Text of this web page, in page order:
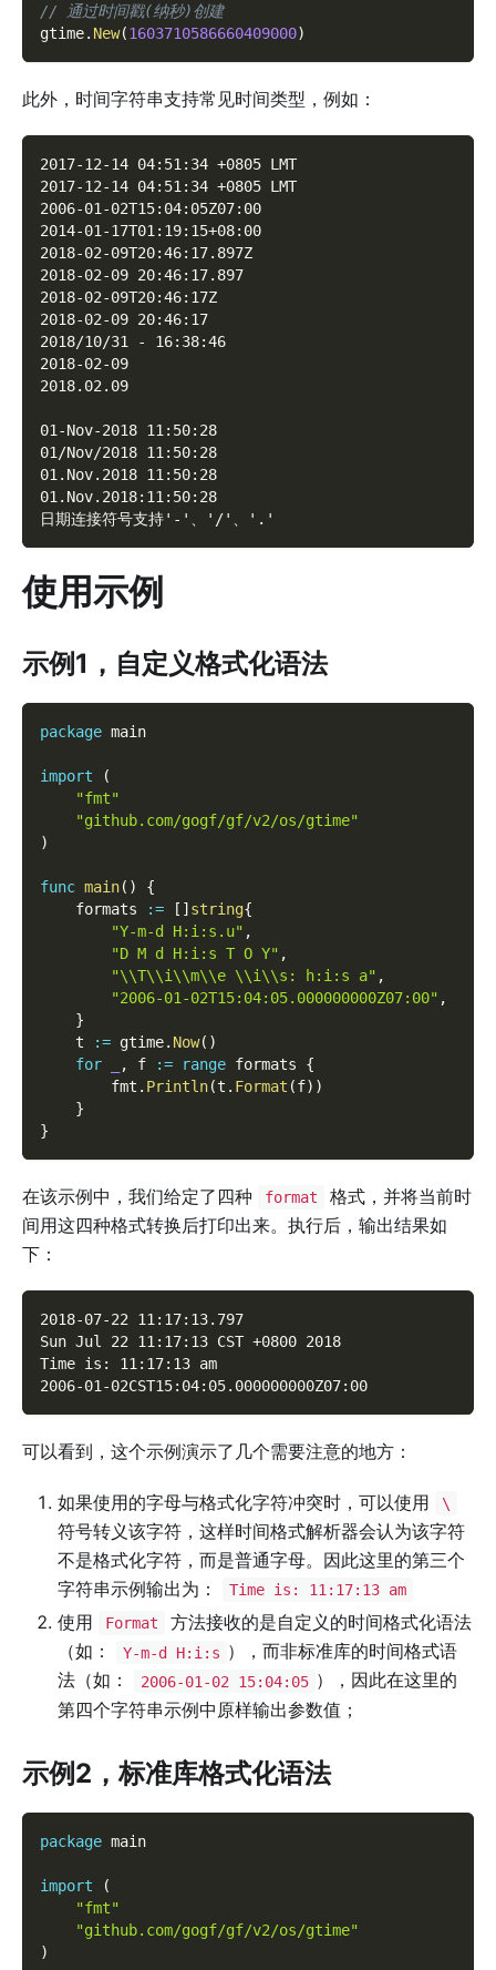
// 通过时间戳(纳秒)创建
gtime. New(1603710586660409000)
此外，时间字符串支持常见时间类型，例如：
2017-12-14 04:51:34 +0805 LMT
2017-12-14 04:51:34 +0805 LMT
2006-01-02T15:04:05Z07:00
2014-01-17T01:19:15+08:00
2018-02-09T20:46:17.897Z
2018-02-09 20:46:17.897
2018-02-09T20:46:17Z
2018-02-09 20:46:17
2018/10/31 - 16:38:46
2018-02-09
2018.02.09
01-Nov-2018 11:50:28
01/Nov/2018 11:50:28
01.Nov.2018 11:50:28
01.Nov.2018:11:50:28
日期连接符号支持'-'、'/'、'.'
使用示例
示例1，自定义格式化语法
package main
import
(
"fmt"
"github.com/gogf/gf/v2/os/gtime"
)
func main( )
{
    formats
:= [ ] string{
"Y-m-d H:i:s.u" ,
"D M d H:i:s T O Y" ,
"\\T\\i\\m\\e \\i\\s: h:i:s a" ,
"2006-01-02T15:04:05.000000000Z07:00" ,
}
    t
:= gtime. Now( )
for
, f := range formats {
        fmt
. Println(t . Format (f) )
}
}
在该示例中，我们给定了四种 format
格式，并将当前时
间用这四种格式转换后打印出来。执行后，输出结果如
下：
2018-07-22 11:17:13.797
Sun Jul 22 11:17:13 CST +0800 2018
Time is: 11:17:13 am
2006-01-02CST15:04:05.000000000Z07:00
可以看到，这个示例演示了几个需要注意的地方：
如果使用的字母与格式化字符冲突时，可以使用 \
符号转义该字符，这样时间格式解析器会认为该字符
不是格式化字符，而是普通字母。因此这里的第三个
字符串示例输出为：
Time is: 11:17:13 am
使用 Format
方法接收的是自定义的时间格式化语法
（如：
Y-m-d H:i:s ），而非标准库的时间格式语
法（如：
2006-01-02 15:04:05 ），因此在这里的
第四个字符串示例中原样输出参数值；
示例2，标准库格式化语法
package main
import
(
"fmt"
"github.com/gogf/gf/v2/os/gtime"
)